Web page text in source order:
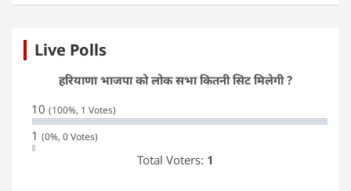
Live Polls
हरियाणा भाजपा को लोक सभा कितनी सिट मिलेगी ?
10 (100%, 1 Votes)
1 (0%, 0 Votes)
Total Voters: 1